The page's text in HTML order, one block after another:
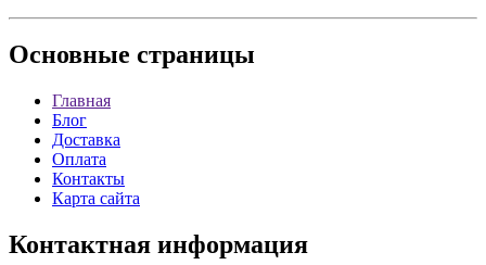
Основные страницы
Главная
Блог
Доставка
Оплата
Контакты
Карта сайта
Контактная информация